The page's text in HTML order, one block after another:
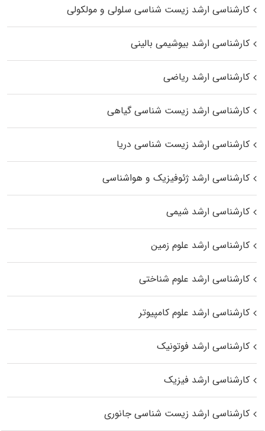
کارشناسی ارشد زیست شناسی سلولی و مولکولی
کارشناسی ارشد بیوشیمی بالینی
کارشناسی ارشد ریاضی
کارشناسی ارشد زیست‌ شناسی گیاهی
کارشناسی ارشد زیست‌ شناسی دریا
کارشناسی ارشد ژئوفیزیک و هواشناسی
کارشناسی ارشد شیمی
کارشناسی ارشد علوم زمین
کارشناسی ارشد علوم شناختی
کارشناسی ارشد علوم کامپیوتر
کارشناسی ارشد فوتونیک
کارشناسی ارشد فیزیک
کارشناسی ارشد زیست‌ شناسی جانوری